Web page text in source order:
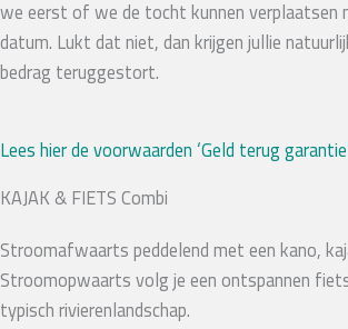
we eerst of we de tocht kunnen verplaatsen
datum. Lukt dat niet, dan krijgen jullie
bedrag teruggestort.
Lees hier de voorwaarden ‘Geld terug
KAJAK & FIETS Combi
Stroomafwaarts peddelend met een kano,
Stroomopwaarts volg je een ontspannen
typisch rivierenlandschap.